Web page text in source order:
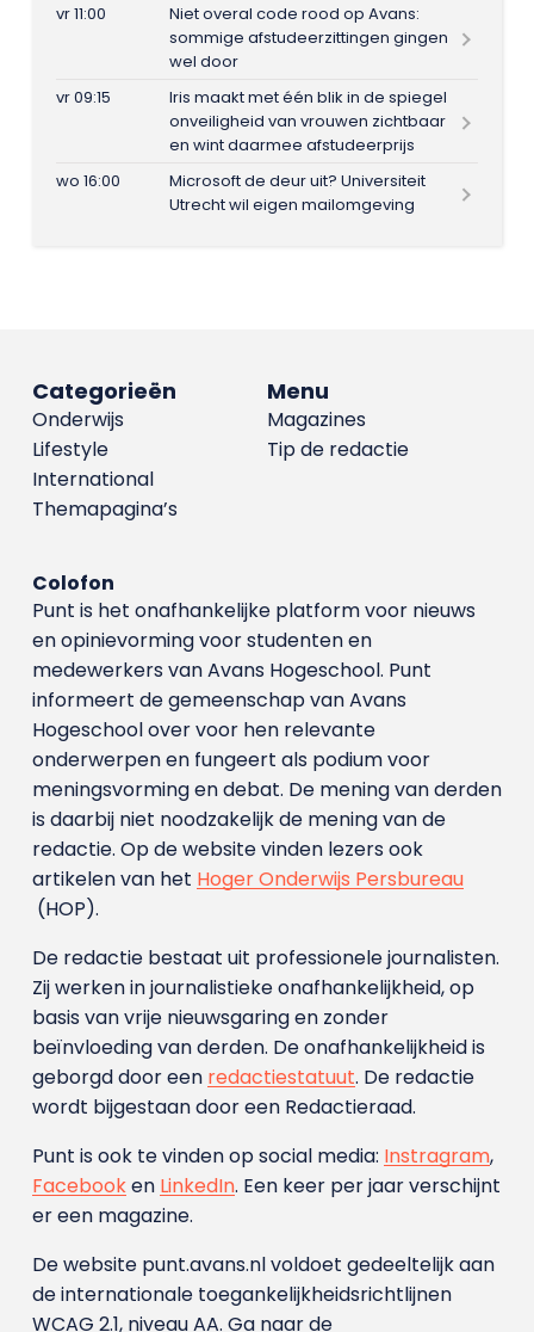
vr 11:00
Niet overal code rood op Avans:
sommige afstudeerzittingen gingen
wel door
vr 09:15
Iris maakt met één blik in de spiegel
onveiligheid van vrouwen zichtbaar
en wint daarmee afstudeerprijs
wo 16:00
Microsoft de deur uit? Universiteit
Utrecht wil eigen mailomgeving
Menu
Magazines
Tip de redactie
Categorieën
Onderwijs
Lifestyle
International
Themapagina’s
Colofon
Punt is het onafhankelijke platform voor nieuws
en opinievorming voor studenten en
medewerkers van Avans Hoge­school. Punt
informeert de gemeenschap van Avans
Hogeschool over voor hen relevante
onderwerpen en fungeert als podium voor
meningsvorming en debat. De mening van derden
is daarbij niet noodzakelijk de mening van de
redactie. Op de website vinden lezers ook
artikelen van het Hoger Onderwijs Persbureau
(HOP).
De redactie bestaat uit professionele journalisten.
Zij werken in journalistieke onafhankelijkheid, op
basis van vrije nieuwsgaring en zonder
beïnvloeding van derden. De onafhankelijkheid is
geborgd door een redactiestatuut. De redactie
wordt bijgestaan door een Redactieraad.
Punt is ook te vinden op social media: Instragram,
Facebooken LinkedIn. Een keer per jaar verschijnt
er een magazine.
De website punt.avans.nl voldoet gedeeltelijk aan
de internationale toegankelijkheidsrichtlijnen
WCAG 2.1, niveau AA. Ga naar de